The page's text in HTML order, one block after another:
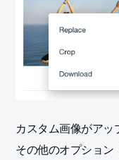
カスタム画像がア
その他のオプション